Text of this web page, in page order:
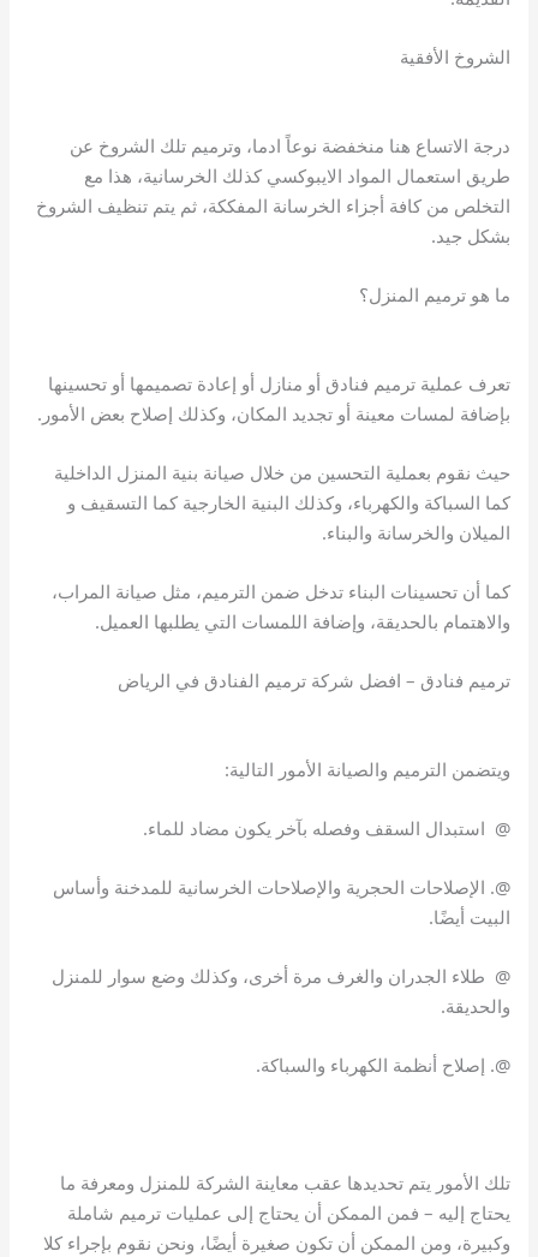
الشروخ الأفقية
درجة الاتساع هنا منخفضة نوعاً ادما، وترميم تلك الشروخ عن
طريق استعمال المواد الايبوكسي كذلك الخرسانية، هذا مع
التخلص من كافة أجزاء الخرسانة المفككة، ثم يتم تنظيف الشروخ
بشكل جيد.
ما هو ترميم المنزل؟
تعرف عملية ترميم فنادق أو منازل أو إعادة تصميمها أو تحسينها
بإضافة لمسات معينة أو تجديد المكان، وكذلك إصلاح بعض الأمور.
حيث نقوم بعملية التحسين من خلال صيانة بنية المنزل الداخلية
كما السباكة والكهرباء، وكذلك البنية الخارجية كما التسقيف و
الميلان والخرسانة والبناء.
كما أن تحسينات البناء تدخل ضمن الترميم، مثل صيانة المراب،
والاهتمام بالحديقة، وإضافة اللمسات التي يطلبها العميل.
ترميم فنادق – افضل شركة ترميم الفنادق في الرياض
ويتضمن الترميم والصيانة الأمور التالية:
@ استبدال السقف وفصله بآخر يكون مضاد للماء.
@. الإصلاحات الحجرية والإصلاحات الخرسانية للمدخنة وأساس
البيت أيضًا.
@ طلاء الجدران والغرف مرة أخرى، وكذلك وضع سوار للمنزل
والحديقة.
@. إصلاح أنظمة الكهرباء والسباكة.
تلك الأمور يتم تحديدها عقب معاينة الشركة للمنزل ومعرفة ما
يحتاج إليه – فمن الممكن أن يحتاج إلى عمليات ترميم شاملة
وكبيرة، ومن الممكن أن تكون صغيرة أيضًا، ونحن نقوم بإجراء كلا